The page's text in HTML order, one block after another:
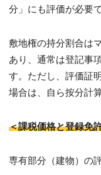
分」にも評価が必要
敷地権の持分割合は
あり、通常は登記事
す。ただし、評価証
場合は、自ら按分計
＜課税価格と登録免
専有部分（建物）の